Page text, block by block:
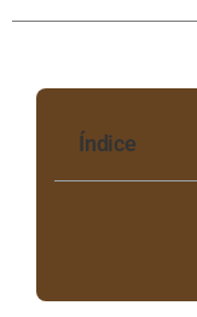
Índice